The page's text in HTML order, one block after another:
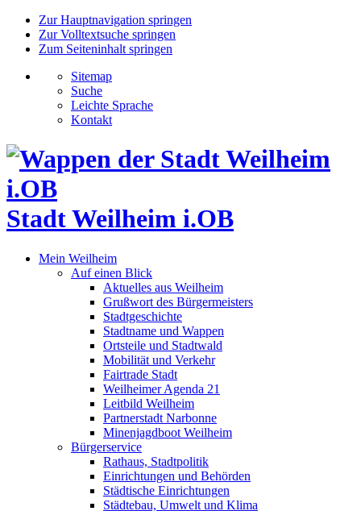
Zur Hauptnavigation springen
Zur Volltextsuche springen
Zum Seiteninhalt springen
Sitemap
Suche
Leichte Sprache
Kontakt
Stadt Weilheim i.OB
Mein Weilheim
Auf einen Blick
Aktuelles aus Weilheim
Grußwort des Bürgermeisters
Stadtgeschichte
Stadtname und Wappen
Ortsteile und Stadtwald
Mobilität und Verkehr
Fairtrade Stadt
Weilheimer Agenda 21
Leitbild Weilheim
Partnerstadt Narbonne
Minenjagdboot Weilheim
Bürgerservice
Rathaus, Stadtpolitik
Einrichtungen und Behörden
Städtische Einrichtungen
Städtebau, Umwelt und Klima